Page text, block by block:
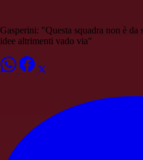
Gasperini: "Questa squadra non è
idee altrimenti vado via"